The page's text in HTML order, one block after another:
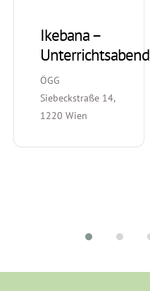
Ikebana –
Unterrichtsabend
ÖGG
Siebeckstraße 14,
1220 Wien